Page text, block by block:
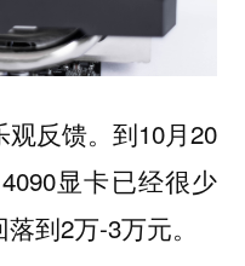
反馈。到10月20
显卡已经很少
到2万-3万元。